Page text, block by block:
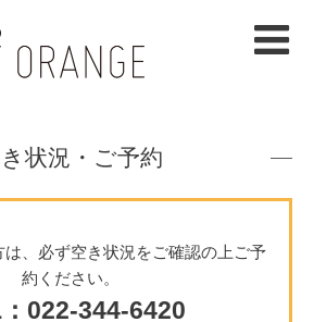
状況・ご予約
、必ず空き状況をご確認の上ご予
約ください。
022-344-6420